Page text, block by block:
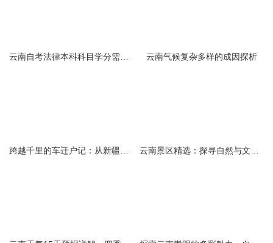
云南气候复杂多样的成因探析